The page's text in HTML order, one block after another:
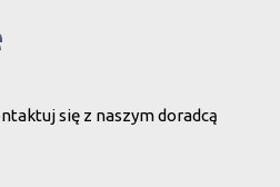
się z naszym doradcą